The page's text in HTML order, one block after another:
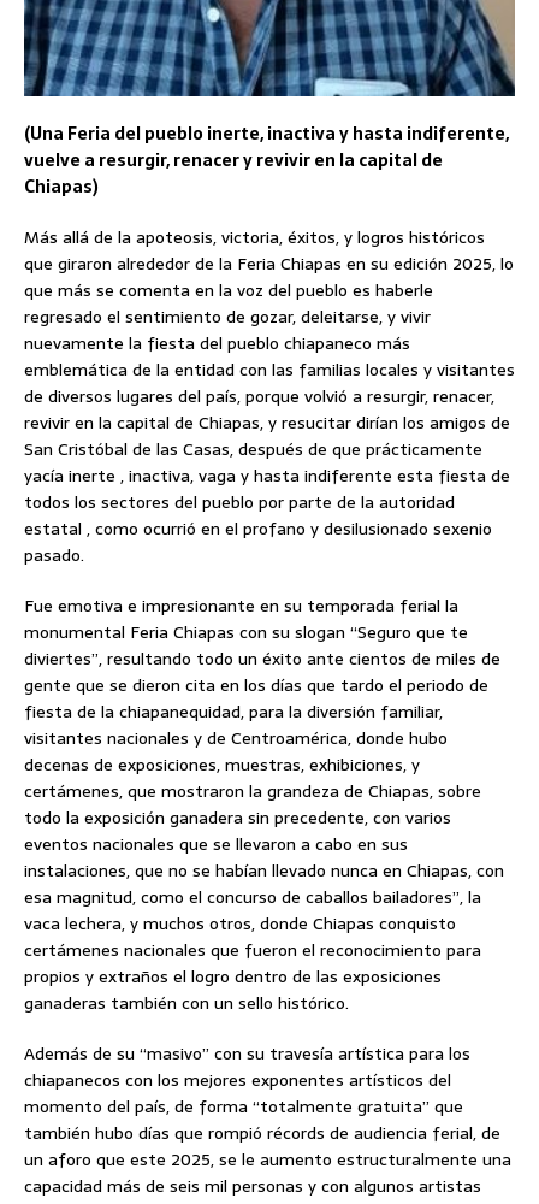
(Una Feria del pueblo inerte, inactiva y hasta indiferente,
vuelve a resurgir, renacer y revivir en la capital de
Chiapas)
Más allá de la apoteosis, victoria, éxitos, y logros históricos
que giraron alrededor de la Feria Chiapas en su edición 2025, lo
que más se comenta en la voz del pueblo es haberle
regresado el sentimiento de gozar, deleitarse, y vivir
nuevamente la fiesta del pueblo chiapaneco más
emblemática de la entidad con las familias locales y visitantes
de diversos lugares del país, porque volvió a resurgir, renacer,
revivir en la capital de Chiapas, y resucitar dirían los amigos de
San Cristóbal de las Casas, después de que prácticamente
yacía inerte , inactiva, vaga y hasta indiferente esta fiesta de
todos los sectores del pueblo por parte de la autoridad
estatal , como ocurrió en el profano y desilusionado sexenio
pasado.
Fue emotiva e impresionante en su temporada ferial la
monumental Feria Chiapas con su slogan “Seguro que te
diviertes”, resultando todo un éxito ante cientos de miles de
gente que se dieron cita en los días que tardo el periodo de
fiesta de la chiapanequidad, para la diversión familiar,
visitantes nacionales y de Centroamérica, donde hubo
decenas de exposiciones, muestras, exhibiciones, y
certámenes, que mostraron la grandeza de Chiapas, sobre
todo la exposición ganadera sin precedente, con varios
eventos nacionales que se llevaron a cabo en sus
instalaciones, que no se habían llevado nunca en Chiapas, con
esa magnitud, como el concurso de caballos bailadores”, la
vaca lechera, y muchos otros, donde Chiapas conquisto
certámenes nacionales que fueron el reconocimiento para
propios y extraños el logro dentro de las exposiciones
ganaderas también con un sello histórico.
Además de su “masivo” con su travesía artística para los
chiapanecos con los mejores exponentes artísticos del
momento del país, de forma “totalmente gratuita” que
también hubo días que rompió récords de audiencia ferial, de
un aforo que este 2025, se le aumento estructuralmente una
capacidad más de seis mil personas y con algunos artistas